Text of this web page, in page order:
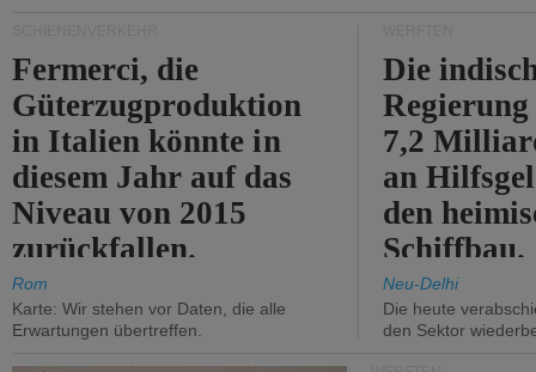
Fermerci, die
Güterzugproduktion
in Italien könnte in
diesem Jahr auf das
Niveau von 2015
zurückfallen.
Rom
Karte: Wir stehen vor Daten, die alle
Erwartungen übertreffen.
Die
7,2
an
den
Schiffbau.
Neu-Delhi
Die heute
den Sektor